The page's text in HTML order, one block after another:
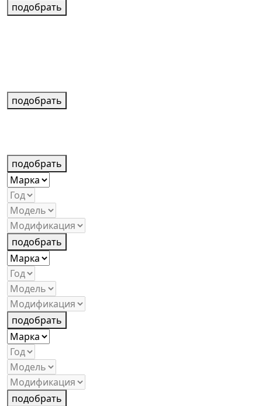
подобрать
подобрать
подобрать
подобрать
подобрать
подобрать